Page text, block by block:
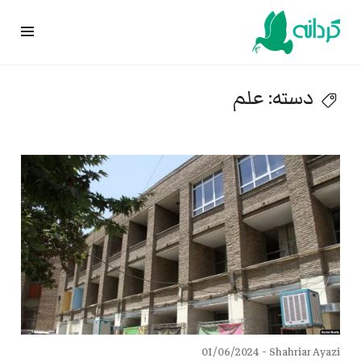
Skip
دسته:علم
Shahriar Ayazi -
01/06/2024